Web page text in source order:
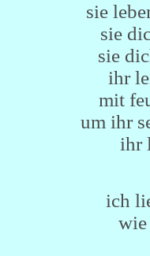
sie
sie
sie
ihr
mit
um ihr
ihr
ich
wie